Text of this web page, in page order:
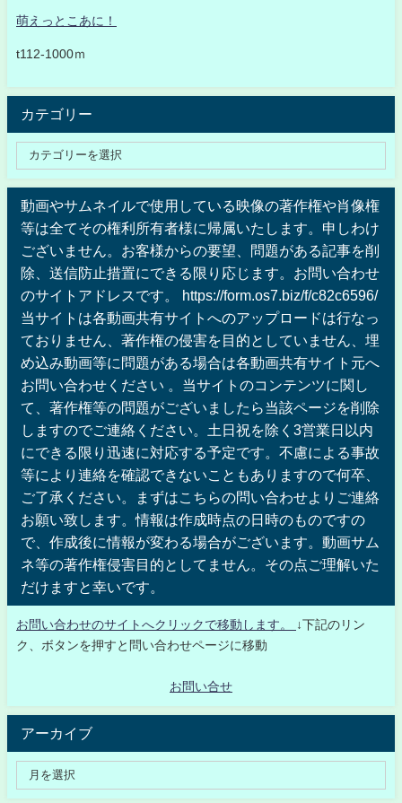
萌えっとこあに！
t112-1000ｍ
カテゴリー
動画やサムネイルで使用している映像の著作権や肖像権
等は全てその権利所有者様に帰属いたします。申しわけ
ございません。お客様からの要望、問題がある記事を削
除、送信防止措置にできる限り応じます。お問い合わせ
のサイトアドレスです。 https://form.os7.biz/f/c82c6596/
当サイトは各動画共有サイトへのアップロードは行なっ
ておりません、著作権の侵害を目的としていません、埋
め込み動画等に問題がある場合は各動画共有サイト元へ
お問い合わせください 。当サイトのコンテンツに関し
て、著作権等の問題がございましたら当該ページを削除
しますのでご連絡ください。土日祝を除く3営業日以内
にできる限り迅速に対応する予定です。不慮による事故
等により連絡を確認できないこともありますので何卒、
ご了承ください。まずはこちらの問い合わせよりご連絡
お願い致します。情報は作成時点の日時のものですの
で、作成後に情報が変わる場合がございます。動画サム
ネ等の著作権侵害目的としてません。その点ご理解いた
だけますと幸いです。
お問い合わせのサイトへクリックで移動します。
↓下記のリン
ク、ボタンを押すと問い合わせページに移動
お問い合せ
アーカイブ